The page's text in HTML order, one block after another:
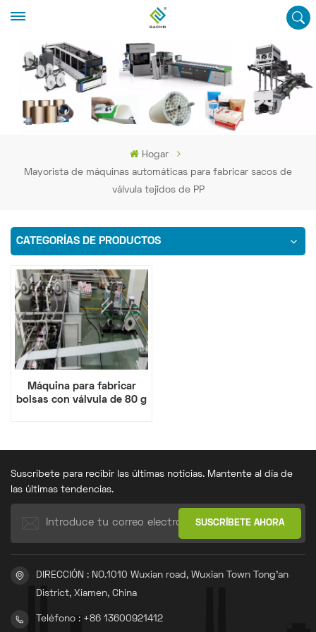
Hogar
Mayorista de máquinas automáticas para fabricar sacos de
válvula tejidos de PP
CATEGORÍAS DE PRODUCTOS
Máquina para fabricar
bolsas con válvula de 80 g
Suscríbete para recibir las últimas noticias. Mantente al día de
las últimas tendencias.
DIRECCIÓN : NO.1010 Wuxian road, Wuxian Town Tong'an
District, Xiamen, China
Teléfono : +86 13600921412